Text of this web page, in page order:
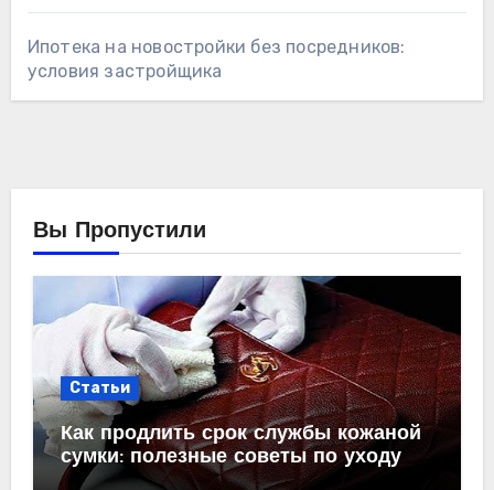
Ипотека на новостройки без посредников:
условия застройщика
Вы Пропустили
Статьи
Как продлить срок службы кожаной
сумки: полезные советы по уходу